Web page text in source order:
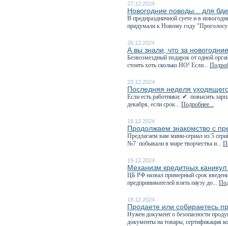
27.12.2024
Новогодние поводы... для
В предпраздничной суете и в
придумали к Новому году
26.12.2024
А вы знали, что за
Безвозмездный подарок от одной
стоить хоть сколько.НО! Если...
23.12.2024
Последняя неделя
Если есть работники: ✔ повысить
декабря, если срок... Подробнее...
19.12.2024
Продолжаем знакомство с
Предлагаем вам мини-сериал из 5
№7 побывали в мире творчества и...
19.12.2024
Механизм кредитных
️ЦБ РФ назвал примерный срок
предпринимателей взять паузу до...
18.12.2024
Продаете или собираетесь
Нужен документ о безопасности
документы на товары, сертификация